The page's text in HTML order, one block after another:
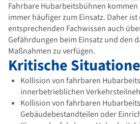
Fahrbare Hubarbeitsbühnen
immer häufiger zum Einsatz. Daher
entsprechenden Fachwissen auch
Gefährdungen beim Einsatz und den
Maßnahmen zu verfügen.
Kritische
Kollision von fahrbaren
innerbetrieblichen
Kollision von fahrbaren
Gebäudebestandteilen oder